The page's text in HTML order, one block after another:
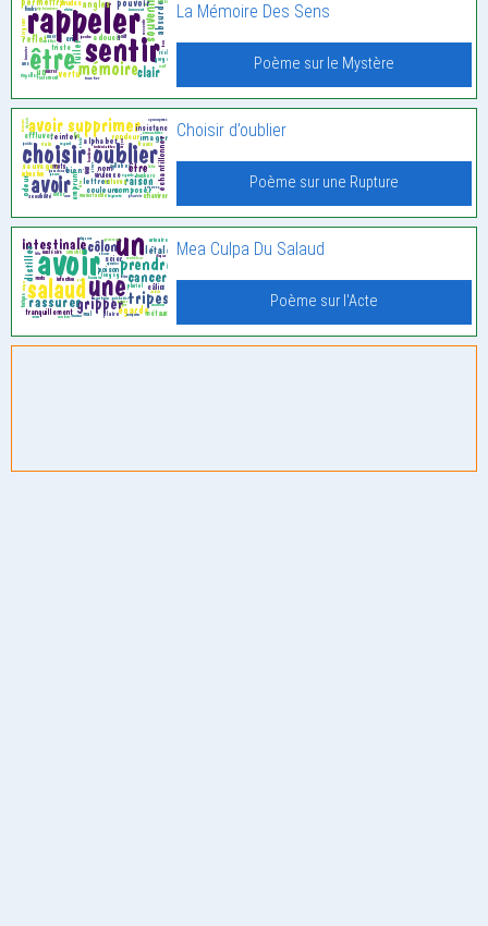
La Mémoire Des Sens
Poème sur le Mystère
Choisir d’oublier
Poème sur une Rupture
Mea Culpa Du Salaud
Poème sur l'Acte